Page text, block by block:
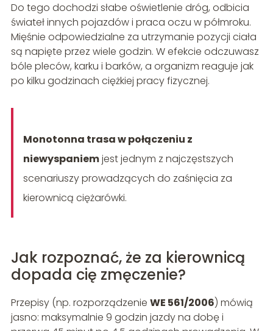
Do tego dochodzi słabe oświetlenie dróg, odbicia
świateł innych pojazdów i praca oczu w półmroku.
Mięśnie odpowiedzialne za utrzymanie pozycji ciała
są napięte przez wiele godzin. W efekcie odczuwasz
bóle pleców, karku i barków, a organizm reaguje jak
po kilku godzinach ciężkiej pracy fizycznej.
Monotonna trasa w połączeniu z
niewyspaniemjest jednym z najczęstszych
scenariuszy prowadzących do zaśnięcia za
kierownicą ciężarówki.
Jak rozpoznać, że za kierownicą
dopada cię zmęczenie?
Przepisy (np. rozporządzenie WE 561/2006) mówią
jasno: maksymalnie 9 godzin jazdy na dobę i